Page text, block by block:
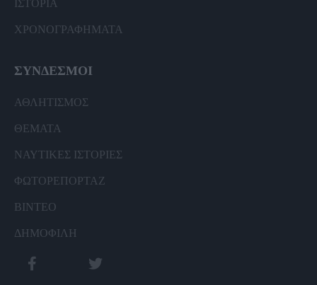
ΙΣΤΟΡΙΑ
ΧΡΟΝΟΓΡΑΦΗΜΑΤΑ
ΣΥΝΔΕΣΜΟΙ
ΑΘΛΗΤΙΣΜΟΣ
ΘΕΜΑΤΑ
ΝΑΥΤΙΚΕΣ ΙΣΤΟΡΙΕΣ
ΦΩΤΟΡΕΠΟΡΤΑΖ
ΒΙΝΤΕΟ
ΔΗΜΟΦΙΛΗ